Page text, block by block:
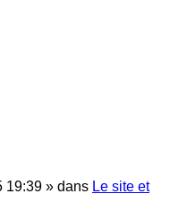
19:39 » dans Le site et